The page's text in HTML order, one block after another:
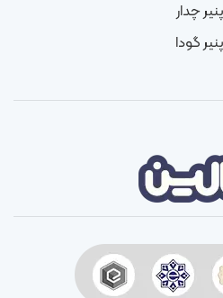
پنیر چدار
پنیر گودا